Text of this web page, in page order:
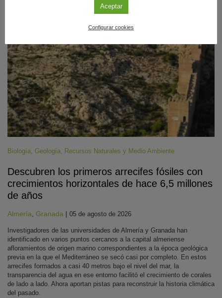
Biología, Geología, Recursos Naturales y Medio Ambiente
Descubren los primeros arrecifes fósiles con
crecimientos horizontales de hace 6,5 millones
de años
Almería Granada | 05 de agosto de 2026
Investigadores de las universidades de Almería y Granada han
identificado en varios puntos cercanos a la capital almeriense
afloramientos de origen marino correspondientes a la época geológica
previa en la que el Mediterráneo se secó casi por completo. En estos
arrecifes formados a casi 40 metros bajo el nivel del mar, la
transparencia del agua en ese entorno facilitó el crecimiento de corales
de lado a lado. Ahora aportan pistas para reconstruir la historia climática
del pasado.
Aceptar
Configurar cookies